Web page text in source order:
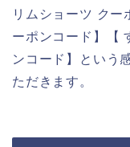
リムショーツ クー
ーポンコード】【
ンコード】という
ただきます。